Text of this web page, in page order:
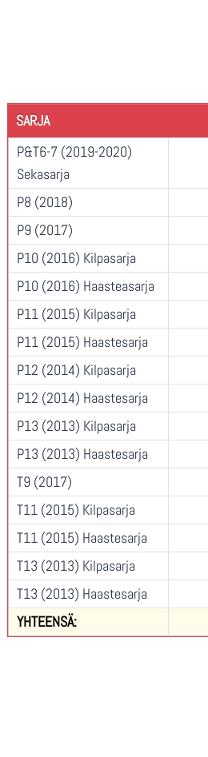
SARJA
P&T6-7 (2019-2020)
Sekasarja
P8 (2018)
P9 (2017)
P10 (2016) Kilpasarja
P10 (2016) Haasteasarja
P11 (2015) Kilpasarja
P11 (2015) Haastesarja
P12 (2014) Kilpasarja
P12 (2014) Haastesarja
P13 (2013) Kilpasarja
P13 (2013) Haastesarja
T9 (2017)
T11 (2015) Kilpasarja
T11 (2015) Haastesarja
T13 (2013) Kilpasarja
T13 (2013) Haastesarja
YHTEENSÄ: